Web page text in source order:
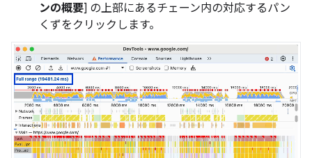
ンの概要] の上部にあるチェーン内の対応するパン
くずをクリックします。